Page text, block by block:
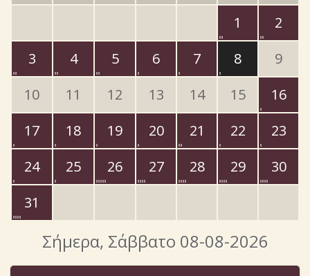
1
2
3
4 5 6 7 8
9
10
11 12 13 14 15
16
17
18 19 20 21 22
23
24
25 26 27 28 29
30
31
Σήμερα, Σάββατο 08-08-2026